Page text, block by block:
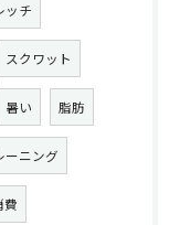
ッチ
スクワット
暑い 脂肪
ーニング
費